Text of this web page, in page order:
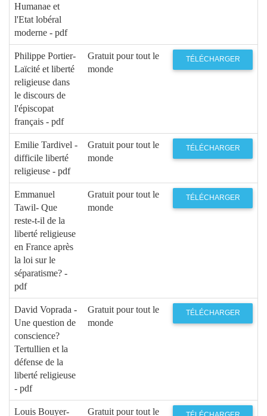
Humanae et
l'Etat lobéral
moderne - pdf
Philippe Portier-
Laïcité et liberté
religieuse dans
le discours de
l'épiscopat
français - pdf
Gratuit pour tout le
monde
TÉLÉCHARGER
Emilie Tardivel -
difficile liberté
religieuse - pdf
Gratuit pour tout le
monde
TÉLÉCHARGER
Emmanuel
Tawil- Que
reste-t-il de la
liberté religieuse
en France après
la loi sur le
séparatisme? -
pdf
Gratuit pour tout le
monde
TÉLÉCHARGER
David Voprada -
Une question de
conscience?
Tertullien et la
défense de la
liberté religieuse
- pdf
Gratuit pour tout le
monde
TÉLÉCHARGER
Louis Bouyer-
Gratuit pour tout le